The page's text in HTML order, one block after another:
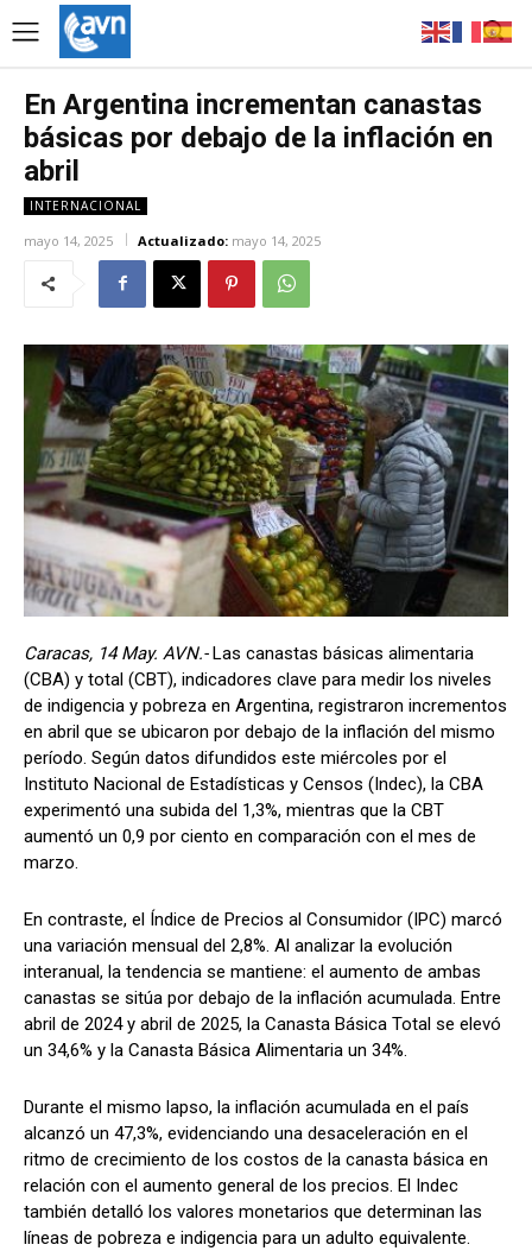
En Argentina incrementan canastas
básicas por debajo de la inflación en
abril
INTERNACIONAL
mayo 14, 2025 Actualizado: mayo 14, 2025
Caracas, 14 May. AVN.-Las canastas básicas alimentaria
(CBA) y total (CBT), indicadores clave para medir los niveles
de indigencia y pobreza en Argentina, registraron incrementos
en abril que se ubicaron por debajo de la inflación del mismo
período. Según datos difundidos este miércoles por el
Instituto Nacional de Estadísticas y Censos (Indec), la CBA
experimentó una subida del 1,3%, mientras que la CBT
aumentó un 0,9 por ciento en comparación con el mes de
marzo.
En contraste, el Índice de Precios al Consumidor (IPC) marcó
una variación mensual del 2,8%. Al analizar la evolución
interanual, la tendencia se mantiene: el aumento de ambas
canastas se sitúa por debajo de la inflación acumulada. Entre
abril de 2024 y abril de 2025, la Canasta Básica Total se elevó
un 34,6% y la Canasta Básica Alimentaria un 34%.
Durante el mismo lapso, la inflación acumulada en el país
alcanzó un 47,3%, evidenciando una desaceleración en el
ritmo de crecimiento de los costos de la canasta básica en
relación con el aumento general de los precios. El Indec
también detalló los valores monetarios que determinan las
líneas de pobreza e indigencia para un adulto equivalente.